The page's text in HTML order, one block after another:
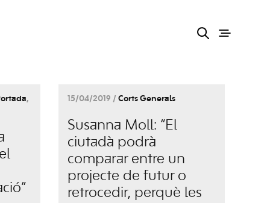
, 15/04/2019 / Corts Generals
Susanna Moll: “El
ciutadà podrà
comparar entre un
projecte de futur o
retrocedir, perquè les